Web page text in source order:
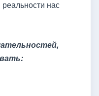
нас